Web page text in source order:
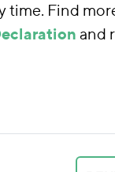
in
time. Find
and